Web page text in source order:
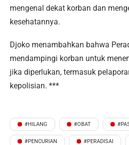
mengenal dekat korban dan
kesehatannya.
Djoko menambahkan bahwa
mendampingi korban untuk
jika diperlukan, termasuk
kepolisian. ***
#HILANG #OBAT
#PENCURIAN #PERADISAI